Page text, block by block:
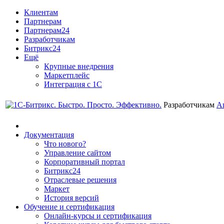
Клиентам
Партнерам
Партнерам24
Разработчикам
Битрикс24
Ещё
Крупные внедрения
Маркетплейс
Интеграция с 1С
Разработчикам
Документация
Что нового?
Управление сайтом
Корпоративный портал
Битрикс24
Отраслевые решения
Маркет
История версий
Обучение и сертификация
Онлайн-курсы и сертификация